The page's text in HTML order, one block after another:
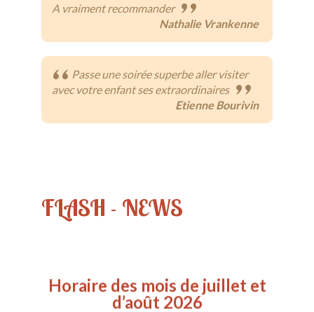
A vraiment recommander
Nathalie Vrankenne
Passe une soirée superbe aller visiter
avec votre enfant ses extraordinaires
Etienne Bourivin
FLASH - NEWS
Horaire des mois de juillet et
d’août 2026